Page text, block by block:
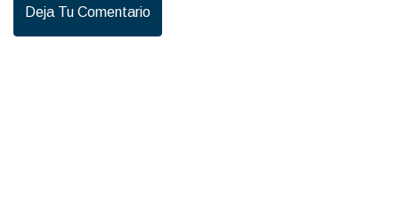
Deja Tu Comentario